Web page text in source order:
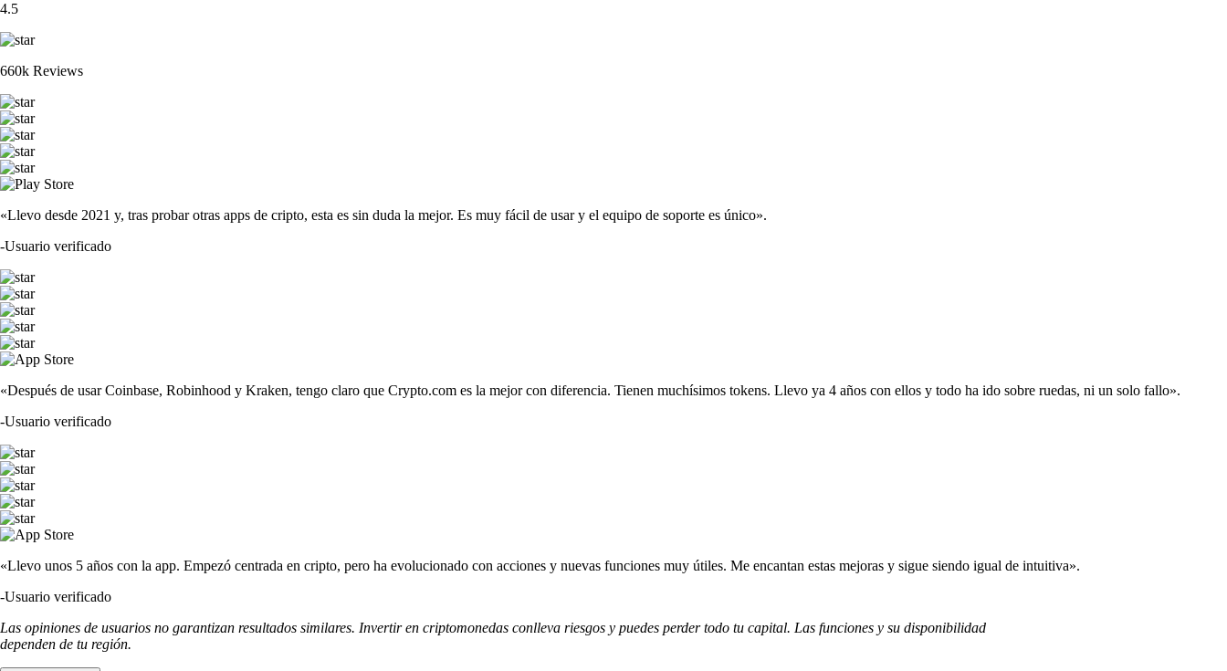
4.5
660k Reviews
«Llevo desde 2021 y, tras probar otras apps de cripto, esta es sin duda la mejor. Es muy fácil de usar y el equipo de soporte es único».
-Usuario verificado
«Después de usar Coinbase, Robinhood y Kraken, tengo claro que Crypto.com es la mejor con diferencia. Tienen muchísimos tokens. Llevo ya 4 años con ellos y todo ha ido sobre ruedas, ni un solo fallo».
-Usuario verificado
«Llevo unos 5 años con la app. Empezó centrada en cripto, pero ha evolucionado con acciones y nuevas funciones muy útiles. Me encantan estas mejoras y sigue siendo igual de intuitiva».
-Usuario verificado
Las opiniones de usuarios no garantizan resultados similares. Invertir en criptomonedas conlleva riesgos y puedes perder todo tu capital. Las funciones y su disponibilidad
dependen de tu región.